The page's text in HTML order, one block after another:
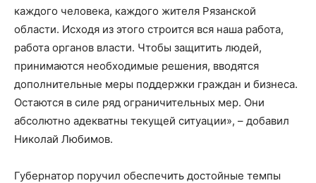
каждого человека, каждого жителя Рязанской
области. Исходя из этого строится вся наша работа,
работа органов власти. Чтобы защитить людей,
принимаются необходимые решения, вводятся
дополнительные меры поддержки граждан и бизнеса.
Остаются в силе ряд ограничительных мер. Они
абсолютно адекватны текущей ситуации», – добавил
Николай Любимов.
Губернатор поручил обеспечить достойные темпы